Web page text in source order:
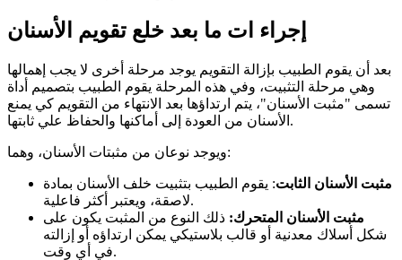
إجراء ات ما بعد خلع تقويم الأسنان
بعد أن يقوم الطبيب بإزالة التقويم يوجد مرحلة أخرى لا يجب إهمالها
وهي مرحلة التثبيت، وفي هذه المرحلة يقوم الطبيب بتصميم أداة
تسمى "مثبت الأسنان"، يتم ارتداؤها بعد الانتهاء من التقويم كي يمنع
الأسنان من العودة إلى أماكنها والحفاظ علي ثابتها.
ويوجد نوعان من مثبتات الأسنان، وهما:
مثبت الأسنان الثابت: يقوم الطبيب بتثبيت خلف الأسنان بمادة
لاصقة، ويعتبر أكثر فاعلية.
مثبت الأسنان المتحرك: ذلك النوع من المثبت يكون على
شكل أسلاك معدنية أو قالب بلاستيكي يمكن ارتداؤه أو إزالته
في أي وقت.